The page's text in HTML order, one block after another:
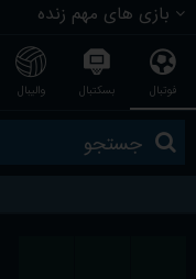
بازی های مهم زنده
فوتبال بسکتبال والیبال